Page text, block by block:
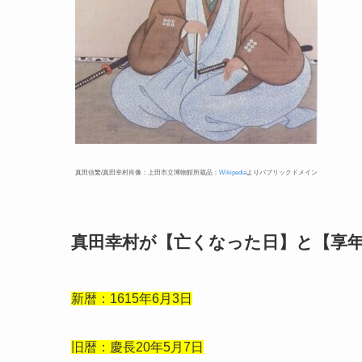
真田信繁/真田幸村肖像：上田市立博物館所蔵品： Wikipediaよりパブリックドメイン
真田幸村が【亡くなった日】と【享
新暦：1615年6月3日
旧暦：慶長20年5月7日